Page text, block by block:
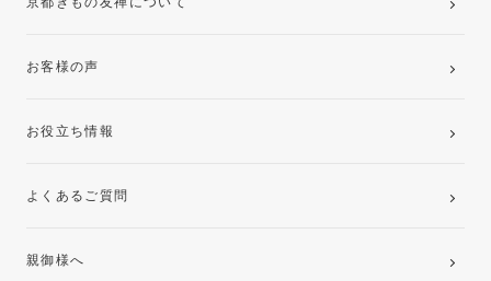
お客様の声
お役立ち情報
よくあるご質問
親御様へ